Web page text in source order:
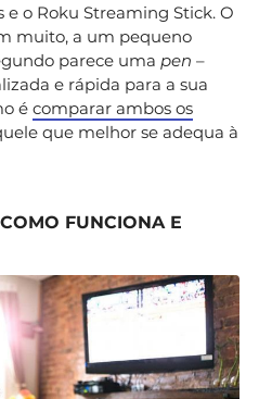
e o Roku Streaming Stick. O
muito, a um pequeno
parece uma pen –
e rápida para a sua
é comparar ambos os
que melhor se adequa à
FUNCIONA E